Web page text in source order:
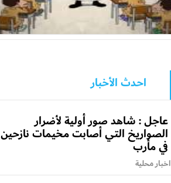
احدث الأخبار
عاجل : شاهد صور أولية لأضرار
الصواريخ التي أصابت مخيمات نازحين
في مأرب
اخبار محلية